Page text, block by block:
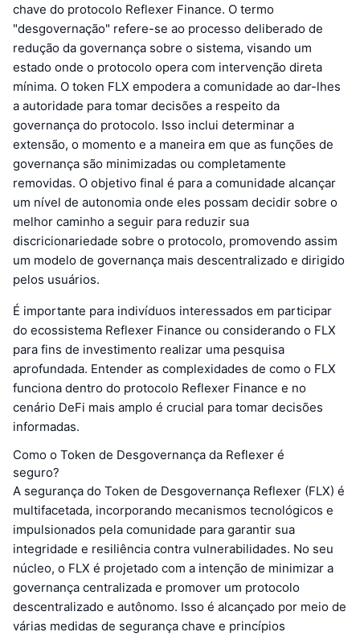
chave do protocolo Reflexer Finance. O termo
"desgovernação" refere-se ao processo deliberado de
redução da governança sobre o sistema, visando um
estado onde o protocolo opera com intervenção direta
mínima. O token FLX empodera a comunidade ao dar-lhes
a autoridade para tomar decisões a respeito da
governança do protocolo. Isso inclui determinar a
extensão, o momento e a maneira em que as funções de
governança são minimizadas ou completamente
removidas. O objetivo final é para a comunidade alcançar
um nível de autonomia onde eles possam decidir sobre o
melhor caminho a seguir para reduzir sua
discricionariedade sobre o protocolo, promovendo assim
um modelo de governança mais descentralizado e dirigido
pelos usuários.
É importante para indivíduos interessados em participar
do ecossistema Reflexer Finance ou considerando o FLX
para fins de investimento realizar uma pesquisa
aprofundada. Entender as complexidades de como o FLX
funciona dentro do protocolo Reflexer Finance e no
cenário DeFi mais amplo é crucial para tomar decisões
informadas.
Como o Token de Desgovernança da Reflexer é
seguro?
A segurança do Token de Desgovernança Reflexer (FLX) é
multifacetada, incorporando mecanismos tecnológicos e
impulsionados pela comunidade para garantir sua
integridade e resiliência contra vulnerabilidades. No seu
núcleo, o FLX é projetado com a intenção de minimizar a
governança centralizada e promover um protocolo
descentralizado e autônomo. Isso é alcançado por meio de
várias medidas de segurança chave e princípios